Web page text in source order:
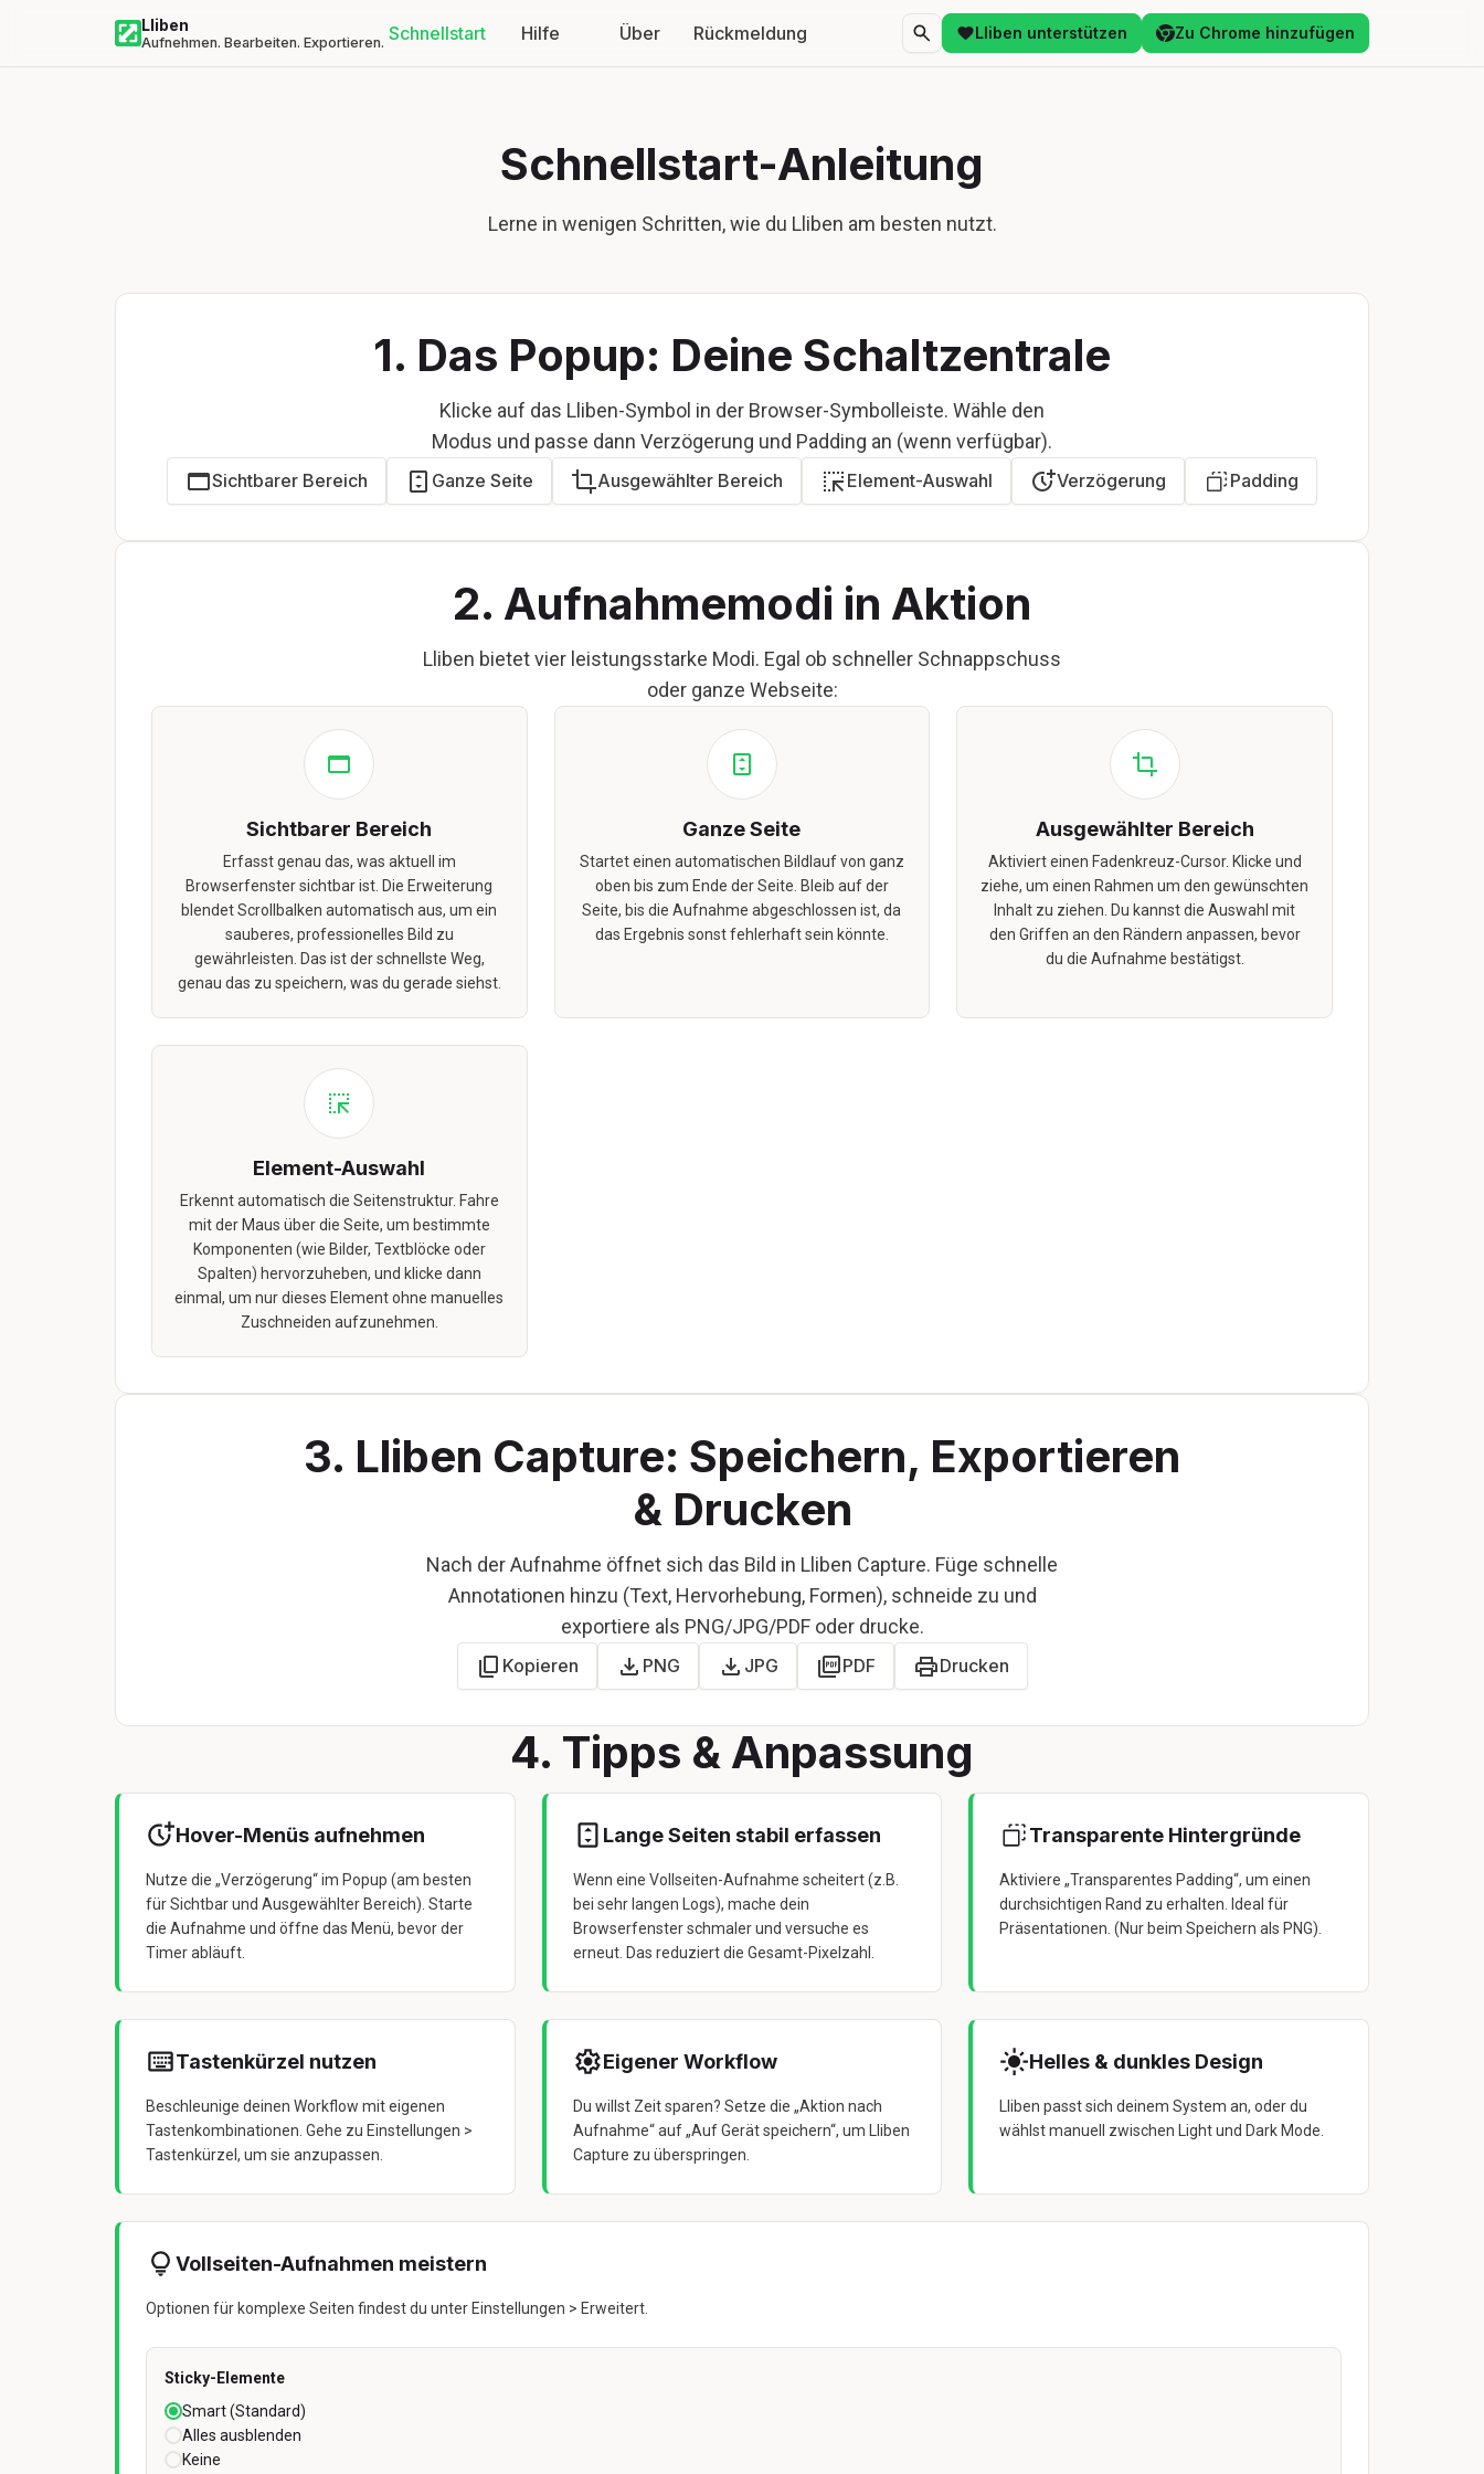
Lliben
Aufnehmen. Bearbeiten. Exportieren. Schnellstart Hilfe Über Rückmeldung Lliben unterstützen Zu Chrome hinzufügen
Schnellstart-Anleitung
Lerne in wenigen Schritten, wie du Lliben am besten nutzt.
1. Das Popup: Deine Schaltzentrale
Klicke auf das Lliben-Symbol in der Browser-Symbolleiste. Wähle den
Modus und passe dann Verzögerung und Padding an (wenn verfügbar).
Sichtbarer Bereich Ganze Seite Ausgewählter Bereich Element-Auswahl Verzögerung Padding
2. Aufnahmemodi in Aktion
Lliben bietet vier leistungsstarke Modi. Egal ob schneller Schnappschuss
oder ganze Webseite:
Sichtbarer Bereich
Erfasst genau das, was aktuell im
Browserfenster sichtbar ist. Die Erweiterung
blendet Scrollbalken automatisch aus, um ein
sauberes, professionelles Bild zu
gewährleisten. Das ist der schnellste Weg,
genau das zu speichern, was du gerade siehst.
Ganze Seite
Startet einen automatischen Bildlauf von ganz
oben bis zum Ende der Seite. Bleib auf der
Seite, bis die Aufnahme abgeschlossen ist, da
das Ergebnis sonst fehlerhaft sein könnte.
Ausgewählter Bereich
Aktiviert einen Fadenkreuz-Cursor. Klicke und
ziehe, um einen Rahmen um den gewünschten
Inhalt zu ziehen. Du kannst die Auswahl mit
den Griffen an den Rändern anpassen, bevor
du die Aufnahme bestätigst.
Element-Auswahl
Erkennt automatisch die Seitenstruktur. Fahre
mit der Maus über die Seite, um bestimmte
Komponenten (wie Bilder, Textblöcke oder
Spalten) hervorzuheben, und klicke dann
einmal, um nur dieses Element ohne manuelles
Zuschneiden aufzunehmen.
3. Lliben Capture: Speichern, Exportieren
& Drucken
Nach der Aufnahme öffnet sich das Bild in Lliben Capture. Füge schnelle
Annotationen hinzu (Text, Hervorhebung, Formen), schneide zu und
exportiere als PNG/JPG/PDF oder drucke.
Kopieren PNG JPG PDF Drucken
4. Tipps & Anpassung
Hover-Menüs aufnehmen
Nutze die „Verzögerung“ im Popup (am besten
für Sichtbar und Ausgewählter Bereich). Starte
die Aufnahme und öffne das Menü, bevor der
Timer abläuft.
Lange Seiten stabil erfassen
Wenn eine Vollseiten-Aufnahme scheitert (z.B.
bei sehr langen Logs), mache dein
Browserfenster schmaler und versuche es
erneut. Das reduziert die Gesamt-Pixelzahl.
Transparente Hintergründe
Aktiviere „Transparentes Padding“, um einen
durchsichtigen Rand zu erhalten. Ideal für
Präsentationen. (Nur beim Speichern als PNG).
Tastenkürzel nutzen
Beschleunige deinen Workflow mit eigenen
Tastenkombinationen. Gehe zu Einstellungen >
Tastenkürzel, um sie anzupassen.
Eigener Workflow
Du willst Zeit sparen? Setze die „Aktion nach
Aufnahme“ auf „Auf Gerät speichern“, um Lliben
Capture zu überspringen.
Helles & dunkles Design
Lliben passt sich deinem System an, oder du
wählst manuell zwischen Light und Dark Mode.
Vollseiten-Aufnahmen meistern
Optionen für komplexe Seiten findest du unter Einstellungen > Erweitert.
Sticky-Elemente
Smart (Standard)
Alles ausblenden
Keine